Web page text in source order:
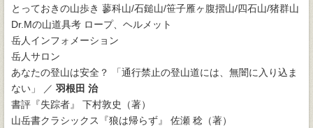
とっておきの山歩き 蓼科山/石鎚山/笹子雁ヶ腹摺山/四石山/猪群山
Dr.Mの山道具考 ロープ、ヘルメット
岳人インフォメーション
岳人サロン
あなたの登山は安全？ 「通行禁止の登山道には、無闇に入り込ま
ない」 ／ 羽根田 治
書評『失踪者』 下村敦史（著）
山岳書クラシックス『狼は帰らず』 佐瀬 稔（著）